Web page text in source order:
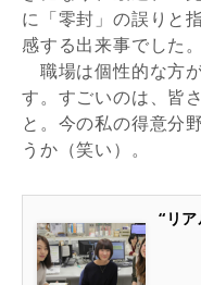
に「零封」の誤りと
感する出来事でした。
職場は個性的な方
す。すごいのは、皆
と。今の私の得意分
うか（笑い）。
“リ